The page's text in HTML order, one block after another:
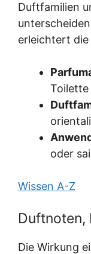
Duftfamilien
erleichtert
oder
Wissen A-Z
Duftnoten,
Die Wirkung